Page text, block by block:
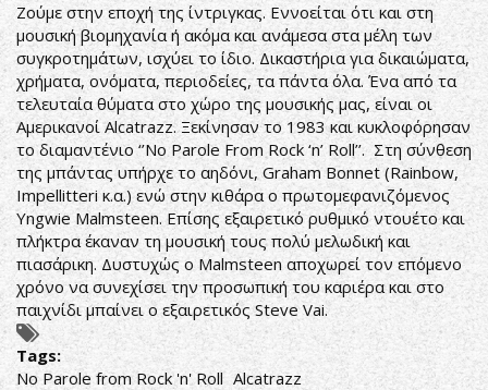
Ζούμε στην εποχή της ίντριγκας. Εννοείται ότι και στη
μουσική βιομηχανία ή ακόμα και ανάμεσα στα μέλη των
συγκροτημάτων, ισχύει το ίδιο. Δικαστήρια για δικαιώματα,
χρήματα, ονόματα, περιοδείες, τα πάντα όλα. Ένα από τα
τελευταία θύματα στο χώρο της μουσικής μας, είναι οι
Αμερικανοί Alcatrazz. Ξεκίνησαν το 1983 και κυκλοφόρησαν
το διαμαντένιο ‘’No Parole From Rock ‘n’ Roll’’. Στη σύνθεση
της μπάντας υπήρχε το αηδόνι, Graham Bonnet (Rainbow,
Impellitteri κ.α.) ενώ στην κιθάρα ο πρωτομεφανιζόμενος
Yngwie Malmsteen. Επίσης εξαιρετικό ρυθμικό ντουέτο και
πλήκτρα έκαναν τη μουσική τους πολύ μελωδική και
πιασάρικη. Δυστυχώς ο Malmsteen αποχωρεί τον επόμενο
χρόνο να συνεχίσει την προσωπική του καριέρα και στο
παιχνίδι μπαίνει ο εξαιρετικός Steve Vai.
Tags:
No Parole from Rock 'n' Roll Alcatrazz